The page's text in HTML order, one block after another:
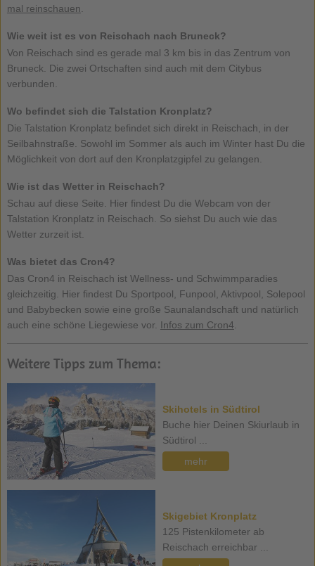
mal reinschauen.
Wie weit ist es von Reischach nach Bruneck?
Von Reischach sind es gerade mal 3 km bis in das Zentrum von
Bruneck. Die zwei Ortschaften sind auch mit dem Citybus
verbunden.
Wo befindet sich die Talstation Kronplatz?
Die Talstation Kronplatz befindet sich direkt in Reischach, in der
Seilbahnstraße. Sowohl im Sommer als auch im Winter hast Du die
Möglichkeit von dort auf den Kronplatzgipfel zu gelangen.
Wie ist das Wetter in Reischach?
Schau auf diese Seite. Hier findest Du die Webcam von der
Talstation Kronplatz in Reischach. So siehst Du auch wie das
Wetter zurzeit ist.
Was bietet das Cron4?
Das Cron4 in Reischach ist Wellness- und Schwimmparadies
gleichzeitig. Hier findest Du Sportpool, Funpool, Aktivpool, Solepool
und Babybecken sowie eine große Saunalandschaft und natürlich
auch eine schöne Liegewiese vor. Infos zum Cron4.
Weitere Tipps zum Thema:
Skihotels in Südtirol
Buche hier Deinen Skiurlaub in
Südtirol ...
mehr
Skigebiet Kronplatz
125 Pistenkilometer ab
Reischach erreichbar ...